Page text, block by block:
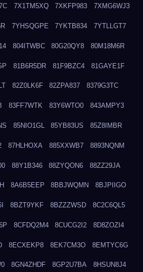
7X1TM5XQ 7XKFP983 7XMG6WJ3
7YHSQGPE 7YKTB834 7YTLLGT7
804ITWBC 80G20QY8 80M18M6R
81B6R5DR 81F9BZC4 81GAYE1F
82Z0LK6F 82ZPA837 8379G3TC
83FF7WTK 83Y6WTO0 843AMPY3
85NIO1GL 85YB83US 85Z8IMBR
87HLHOXA 885XXWB7 8893NQNM
88Y1B346 88ZYQON6 88ZZ29JA
8A6B5EEP 8BBJWQMN 8BJPIIGO
8BZT9YKF 8BZZZWSD 8C2C6QL5
8CFDQ2M4 8CUCG2I2 8D8ZOZI4
8ECXEKP8 8EK7CM3O 8EMTYC6G
8GN4ZHDF 8GP2U7BA 8HSUN8J4